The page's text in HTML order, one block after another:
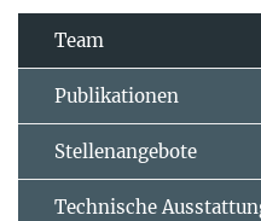
Team
Publikationen
Stellenangebote
Technische